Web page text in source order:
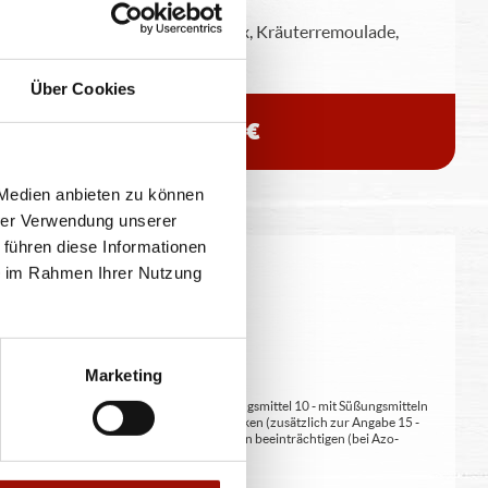
Über Cookies
anbieten zu können
Verwendung unserer
diese Informationen
Rahmen Ihrer Nutzung
Marketing
Weizentortilla, bunter Salatmix, Kräuterremoulade,
7,90 €
geringfügig variieren.
(bei Fleischerzeugnissen) 9 - mit Süßungsmittel 10 - mit Süßungsmitteln
bei übermäßigem Verzehr abführend wirken (zusätzlich zur Angabe 15 -
Aktivität und Aufmerksamkeit bei Kindern beeinträchtigen (bei Azo-